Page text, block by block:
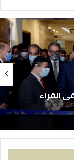
القراء